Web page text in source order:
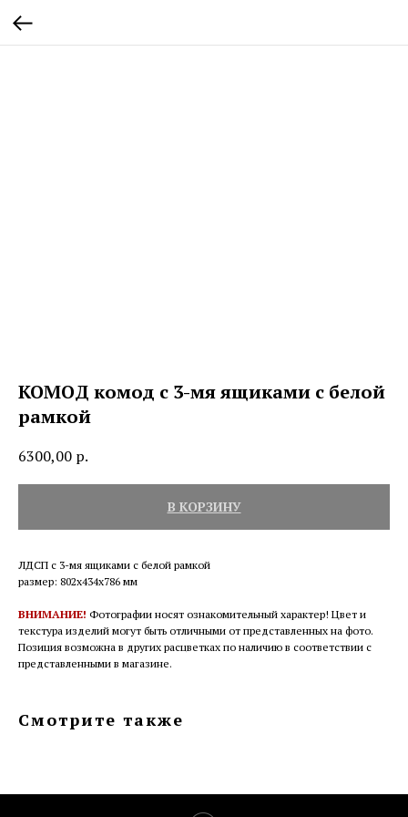
КОМОД комод с 3-мя ящиками с белой
рамкой
6300,00 р.
В КОРЗИНУ
ЛДСП с 3-мя ящиками с белой рамкой
размер: 802х434х786 мм
ВНИМАНИЕ! Фотографии носят ознакомительный характер! Цвет и
текстура изделий могут быть отличными от представленных на фото.
Позиция возможна в других расцветках по наличию в соответствии с
представленными в магазине.
Смотрите также